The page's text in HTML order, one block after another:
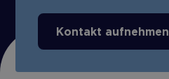
Kontakt aufnehmen